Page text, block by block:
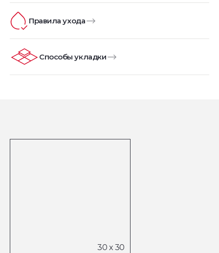
Правила ухода
Способы укладки